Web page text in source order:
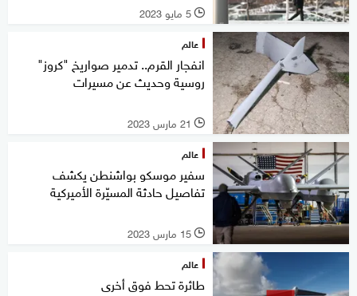
l 5 مايو 2023
عالم
انفجار القرم.. تدمير صواريخ "كروز"
روسية وحديث عن مسيرات
l 21 مارس 2023
عالم
سفير موسكو بواشنطن يكشف
تفاصيل حادثة المسيّرة الأميركية
l 15 مارس 2023
عالم
طائرة تحط فوق أخرى